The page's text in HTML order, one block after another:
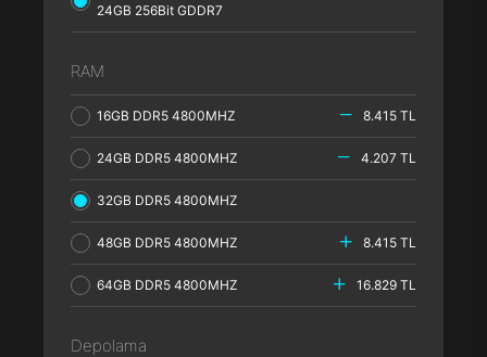
24GB 256Bit GDDR7
RAM
16GB DDR5 4800MHZ 8.415 TL
24GB DDR5 4800MHZ 4.207 TL
32GB DDR5 4800MHZ
48GB DDR5 4800MHZ 8.415 TL
64GB DDR5 4800MHZ 16.829 TL
Depolama